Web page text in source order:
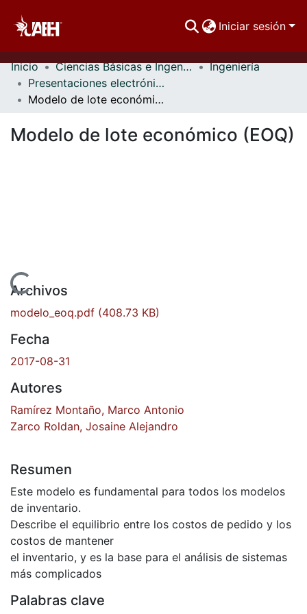
Iniciar sesión
Comunidades
Buscar Por
Estadísticas
Inicio Ciencias Básicas e Ingeniería
Ingeniería
Presentaciones electrónicas
Modelo de lote económico (EOQ)
Modelo de lote económico (EOQ)
Cargando...
Archivos
modelo_eoq.pdf (408.73 KB)
Fecha
2017-08-31
Autores
Ramírez Montaño, Marco Antonio
Zarco Roldan, Josaine Alejandro
Resumen
Este modelo es fundamental para todos los modelos
de inventario.
Describe el equilibrio entre los costos de pedido y los
costos de mantener
el inventario, y es la base para el análisis de sistemas
más complicados
Palabras clave